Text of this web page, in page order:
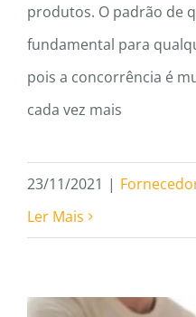
produtos. O padrão de
fundamental para
pois a concorrência é
cada vez mais
23/11/2021 |
Ler Mais